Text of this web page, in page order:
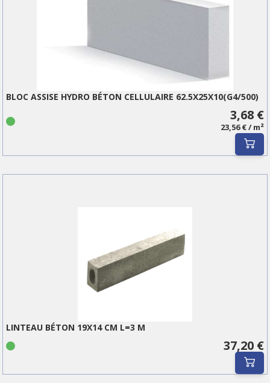
BLOC ASSISE HYDRO BÉTON CELLULAIRE 62.5X25X10(G4/500)
3,68 €
23,56 € / m²
LINTEAU BÉTON 19X14 CM L=3 M
37,20 €